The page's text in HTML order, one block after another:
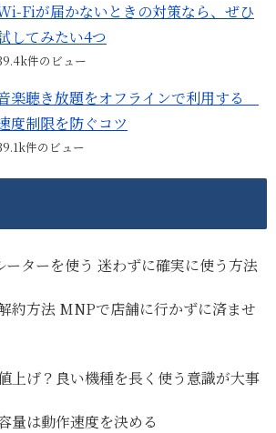
Fiが届かないときの対策なら、ぜひ
してみたい4つ
件のビュー
楽聴き放題をオフラインで利用する
度制限を防ぐコツ
件のビュー
ターを使う 迷わずに確実に使う方法
約方法 MNPで店舗に行かずに済ませ
上げ？良い機種を長く使う意識が大事
量は動作速度を決める